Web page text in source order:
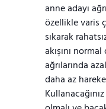
anne adayı
özellikle varis
sıkarak
akışını
ağrılarında
daha az